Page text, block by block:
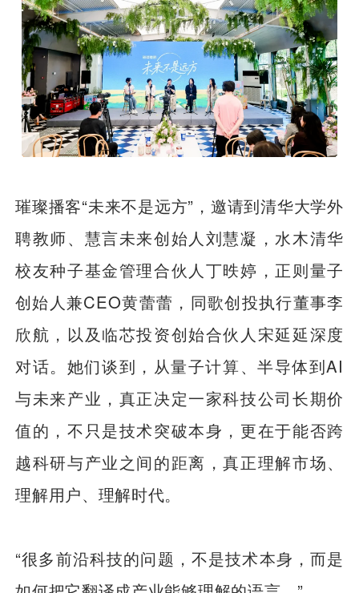
璀璨播客“未来不是远方”，邀请到清华大学外
聘教师、慧言未来创始人刘慧凝，水木清华
校友种子基金管理合伙人丁昳婷，正则量子
创始人兼CEO黄蕾蕾，同歌创投执行董事李
欣航，以及临芯投资创始合伙人宋延延深度
对话。她们谈到，从量子计算、半导体到AI
与未来产业，真正决定一家科技公司长期价
值的，不只是技术突破本身，更在于能否跨
越科研与产业之间的距离，真正理解市场、
理解用户、理解时代。
“很多前沿科技的问题，不是技术本身，而是